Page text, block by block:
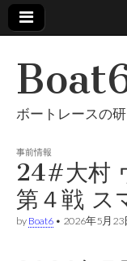
ボートレースの
事前情報
24#大村
第４戦 ス
by Boat6 • 2026年5月23